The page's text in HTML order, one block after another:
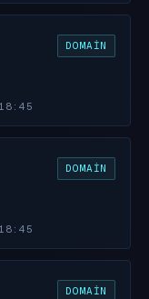
DOMAIN
DOMAIN
DOMAIN